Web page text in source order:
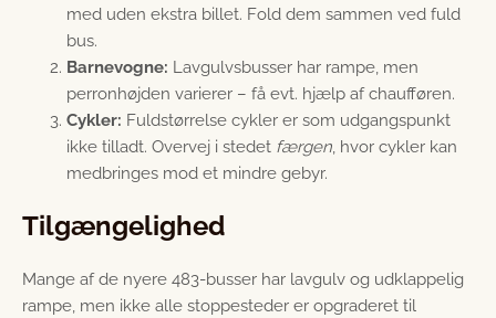
med uden ekstra billet. Fold dem sammen ved fuld
bus.
Barnevogne: Lavgulvsbusser har rampe, men
perronhøjden varierer – få evt. hjælp af chaufføren.
Cykler: Fuldstørrelse cykler er som udgangspunkt
ikke tilladt. Overvej i stedet færgen, hvor cykler kan
medbringes mod et mindre gebyr.
Tilgængelighed
Mange af de nyere 483-busser har lavgulv og udklappelig
rampe, men ikke alle stoppesteder er opgraderet til